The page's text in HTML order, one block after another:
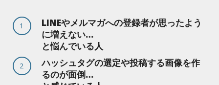
1
LINEやメルマガへの登録者が思ったよう
に増えない…
と悩んでいる人
2
ハッシュタグの選定や投稿する画像を作
るのが面倒…